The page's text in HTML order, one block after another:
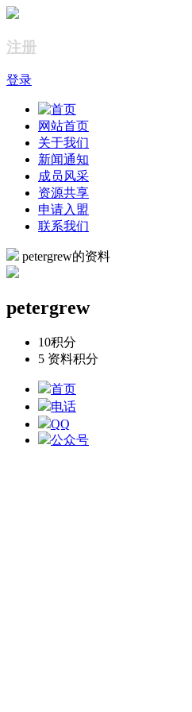
注册
登录
网站首页
关于我们
新闻通知
成员风采
资源共享
申请入盟
联系我们
petergrew的资料
petergrew
10积分
5 资料积分
首页
电话
QQ
公众号